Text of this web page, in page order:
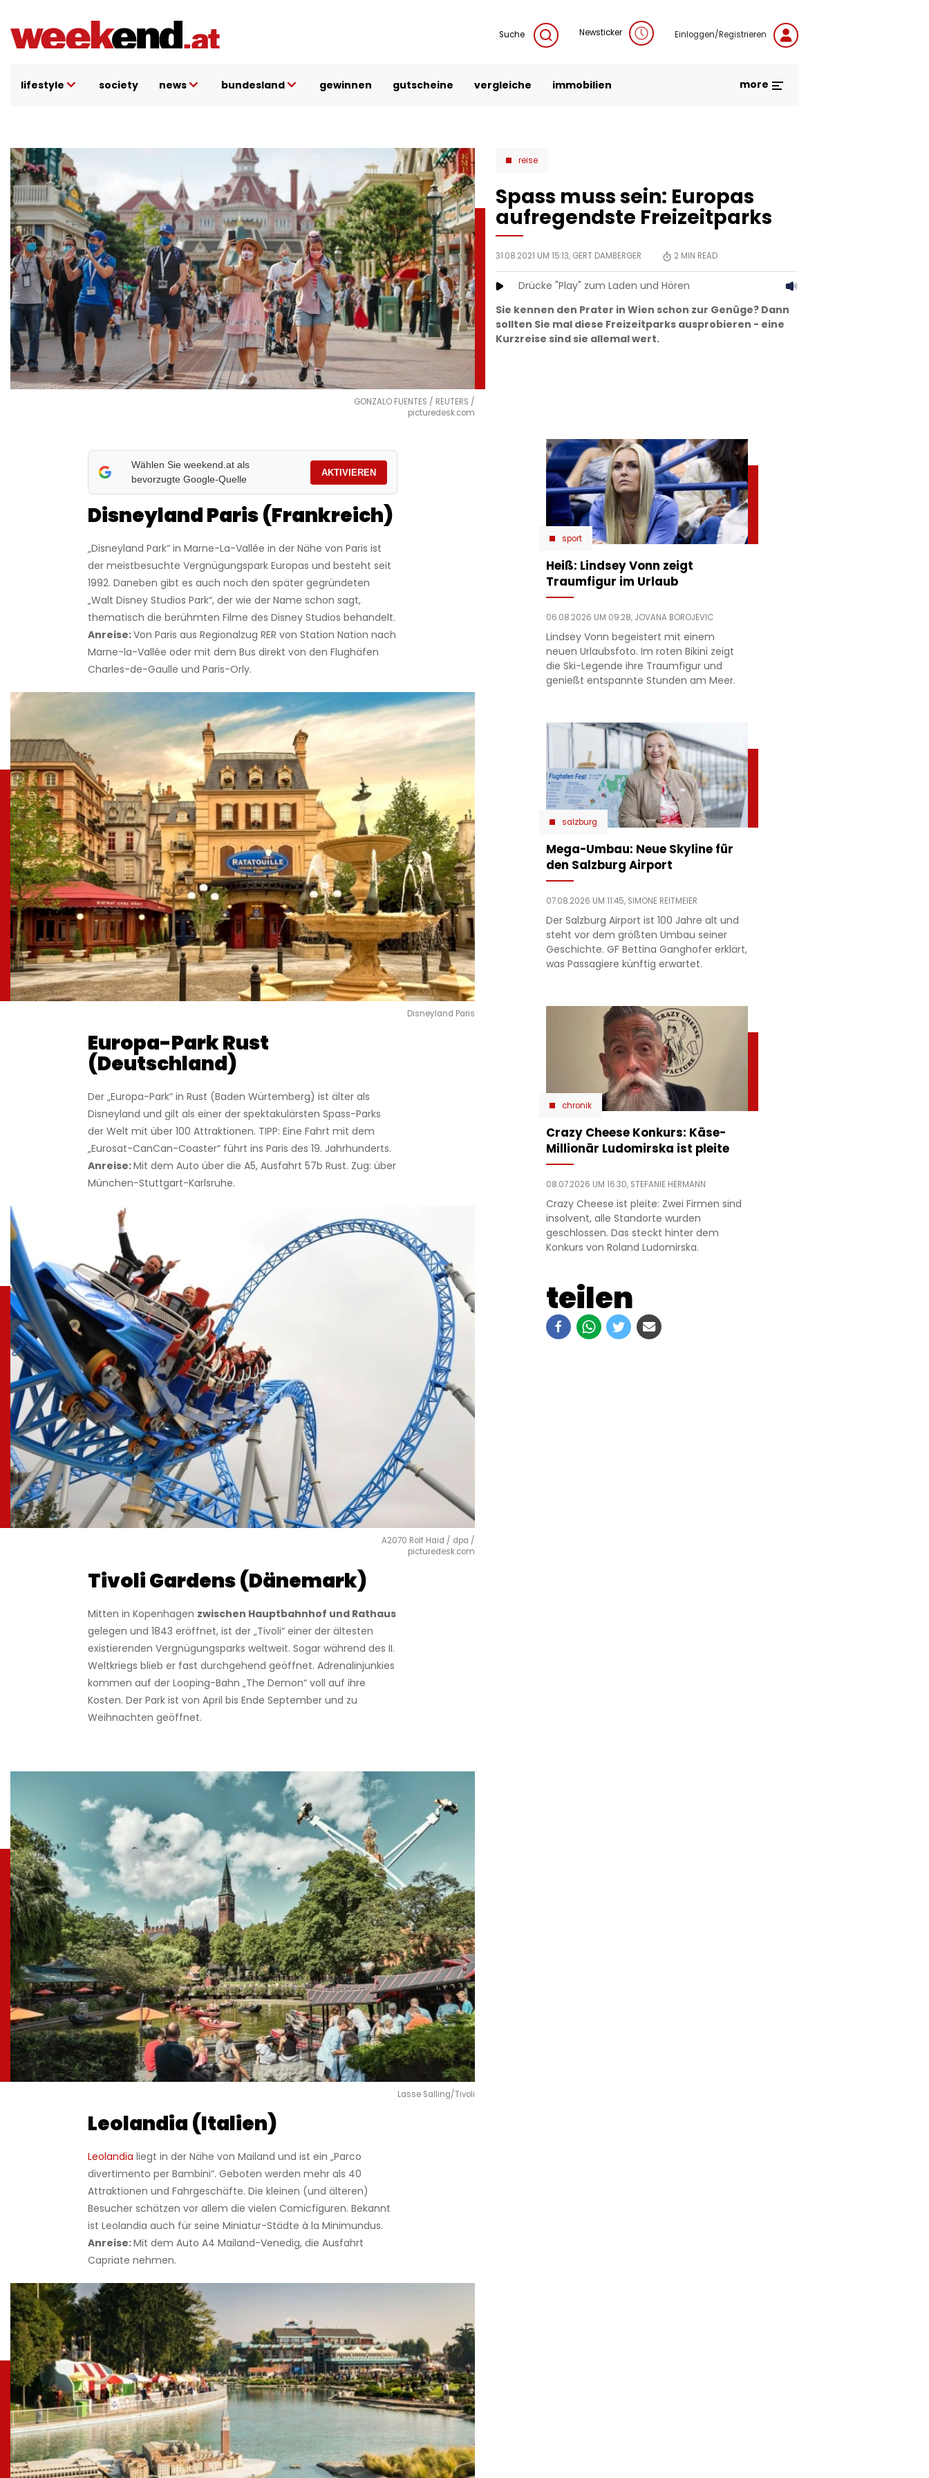
Inhalt
Suche Newsticker Einloggen/Registrieren
lifestyle society news bundesland gewinnen gutscheine vergleiche immobilien more
GONZALO FUENTES / REUTERS /
picturedesk.com
reise
Spass muss sein: Europas
aufregendste Freizeitparks
31.08.2021 UM 15:13, GERT DAMBERGER 2 MIN READ
Drücke "Play" zum Laden und Hören
Sie kennen den Prater in Wien schon zur Genüge? Dann
sollten Sie mal diese Freizeitparks ausprobieren - eine
Kurzreise sind sie allemal wert.
Wählen Sie weekend.at als
bevorzugte Google-Quelle
AKTIVIEREN
Disneyland Paris (Frankreich)
„Disneyland Park“ in Marne-La-Vallée in der Nähe von Paris ist
der meistbesuchte Vergnügungspark Europas und besteht seit
1992. Daneben gibt es auch noch den später gegründeten
„Walt Disney Studios Park“, der wie der Name schon sagt,
thematisch die berühmten Filme des Disney Studios behandelt.
Anreise:Von Paris aus Regionalzug RER von Station Nation nach
Marne-la-Vallée oder mit dem Bus direkt von den Flughäfen
Charles-de-Gaulle und Paris-Orly.
Disneyland Paris
Europa-Park Rust
(Deutschland)
Der „Europa-Park“ in Rust (Baden Würtemberg) ist älter als
Disneyland und gilt als einer der spektakulärsten Spass-Parks
der Welt mit über 100 Attraktionen. TIPP: Eine Fahrt mit dem
„Eurosat-CanCan-Coaster“ führt ins Paris des 19. Jahrhunderts.
Anreise:Mit dem Auto über die A5, Ausfahrt 57b Rust. Zug: über
München-Stuttgart-Karlsruhe.
A2070 Rolf Haid / dpa /
picturedesk.com
Tivoli Gardens (Dänemark)
Mitten in Kopenhagen zwischen Hauptbahnhof und Rathaus
gelegen und 1843 eröffnet, ist der „Tivoli“ einer der ältesten
existierenden Vergnügungsparks weltweit. Sogar während des II.
Weltkriegs blieb er fast durchgehend geöffnet. Adrenalinjunkies
kommen auf der Looping-Bahn „The Demon“ voll auf ihre
Kosten. Der Park ist von April bis Ende September und zu
Weihnachten geöffnet.
Lasse Salling/Tivoli
Leolandia (Italien)
Leolandia liegt in der Nähe von Mailand und ist ein „Parco
divertimento per Bambini“. Geboten werden mehr als 40
Attraktionen und Fahrgeschäfte. Die kleinen (und älteren)
Besucher schätzen vor allem die vielen Comicfiguren. Bekannt
ist Leolandia auch für seine Miniatur-Städte à la Minimundus.
Anreise:Mit dem Auto A4 Mailand-Venedig, die Ausfahrt
Capriate nehmen.
teilen
sport
Heiß: Lindsey Vonn zeigt
Traumfigur im Urlaub
06.08.2026 UM 09:28, JOVANA BOROJEVIC
Lindsey Vonn begeistert mit einem
neuen Urlaubsfoto. Im roten Bikini zeigt
die Ski-Legende ihre Traumfigur und
genießt entspannte Stunden am Meer.
salzburg
Mega-Umbau: Neue Skyline für
den Salzburg Airport
07.08.2026 UM 11:45, SIMONE REITMEIER
Der Salzburg Airport ist 100 Jahre alt und
steht vor dem größten Umbau seiner
Geschichte. GF Bettina Ganghofer erklärt,
was Passagiere künftig erwartet.
chronik
Crazy Cheese Konkurs: Käse-
Millionär Ludomirska ist pleite
08.07.2026 UM 16:30, STEFANIE HERMANN
Crazy Cheese ist pleite: Zwei Firmen sind
insolvent, alle Standorte wurden
geschlossen. Das steckt hinter dem
Konkurs von Roland Ludomirska.